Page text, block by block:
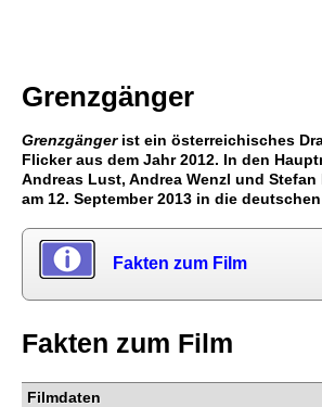
Grenzgänger
Grenzgängerist ein österreichisches
Flicker aus dem Jahr 2012. In den
Andreas Lust, Andrea Wenzl und Stefan
am 12. September 2013 in die
Fakten zum Film
Fakten zum Film
Filmdaten